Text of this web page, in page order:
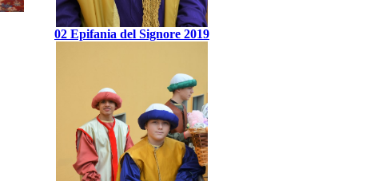
02 Epifania del Signore 2019